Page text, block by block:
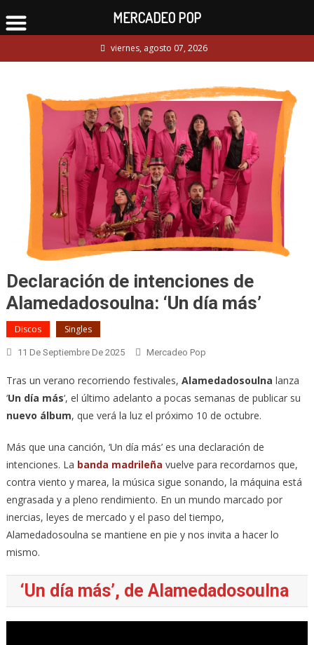
to
viernes, agosto 07, 2026
Declaración de intenciones de
Alamedadosoulna: ‘Un día más’
Discos Singles
11 De Septiembre De 2025 Mercadeo Pop
Tras un verano recorriendo festivales, Alamedadosoulna lanza
‘Un día más‘, el último adelanto a pocas semanas de publicar su
nuevo álbum, que verá la luz el próximo 10 de octubre.
Más que una canción, ‘Un día más’ es una declaración de
intenciones. La banda madrileña vuelve para recordarnos que,
contra viento y marea, la música sigue sonando, la máquina está
engrasada y a pleno rendimiento. En un mundo marcado por
inercias, leyes de mercado y el paso del tiempo,
Alamedadosoulna se mantiene en pie y nos invita a hacer lo
mismo.
‘Un día más’, de Alamedadosoulna
MERCADEO POP